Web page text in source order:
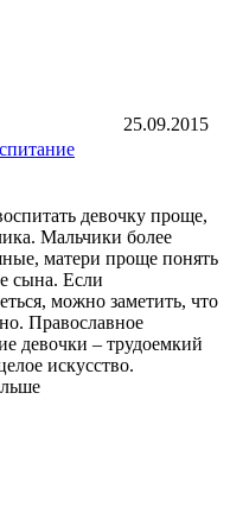
25.09.2015
девочку проще,
Мальчики более
матери проще понять
сына. Если
можно заметить, что
Православное
девочки – трудоемкий
искусство.